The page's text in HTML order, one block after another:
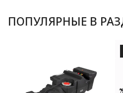
ПОПУЛЯРНЫЕ В